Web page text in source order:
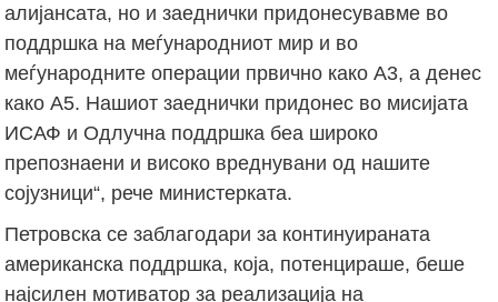
алијансата, но и заеднички придонесувавме во
поддршка на меѓународниот мир и во
меѓународните операции првично како А3, а денес
како А5. Нашиот заеднички придонес во мисијата
ИСАФ и Одлучна поддршка беа широко
препознаени и високо вреднувани од нашите
сојузници“, рече министерката.
Петровска се заблагодари за континуираната
американска поддршка, која, потенцираше, беше
најсилен мотиватор за реализација на